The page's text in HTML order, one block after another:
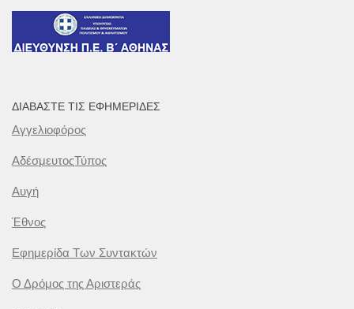
ΔΙΑΒΆΣΤΕ ΤΙΣ ΕΦΗΜΕΡΊΔΕΣ
Αγγελιοφόρος
ΑδέσμευτοςΤύπος
Αυγή
Έθνος
Εφημερίδα Των Συντακτών
Ο Δρόμος της Αριστεράς